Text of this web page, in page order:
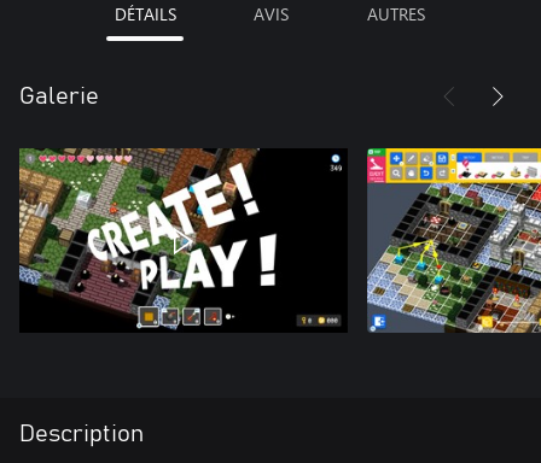
DÉTAILS AVIS AUTRES
Galerie
Description